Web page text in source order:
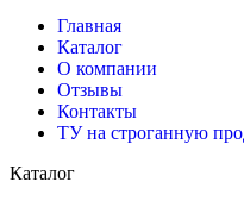
Главная
Каталог
О компании
Отзывы
Контакты
ТУ на строганную
Каталог